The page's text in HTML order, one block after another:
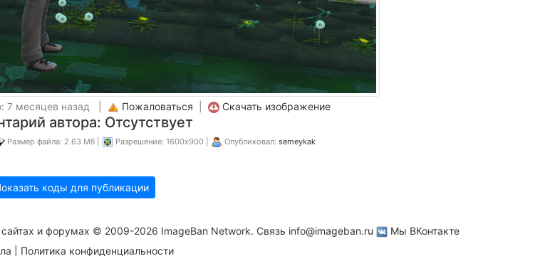
7 месяцев назад | Пожаловаться Скачать изображение
автора: Отсутствует
Размер файла: 2.63 Мб | Разрешение: 1600x900 | Опубликовал: semeykak
коды для публикации
и форумах © 2009-2026 ImageBan Network. Связь info@imageban.ru
Мы ВКонтакте
Политика конфиденциальности